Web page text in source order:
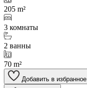
205 m²
3 комнаты
2 ванны
70 m²
Добавить в избранное